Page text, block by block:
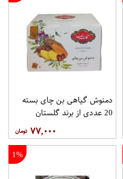
دمنوش گیاهی بن چای بسته
20 عددی از برند گلستان
۷۷,۰۰۰
1%